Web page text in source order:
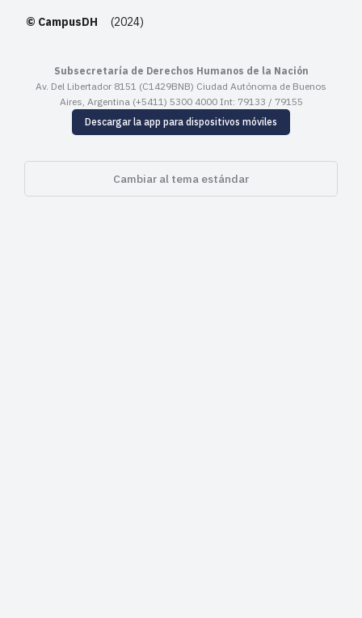
© CampusDH (2024)
Subsecretaría de Derechos Humanos de la Nación
Av. Del Libertador 8151 (C1429BNB) Ciudad Autónoma de Buenos
Aires, Argentina (+5411) 5300 4000 Int: 79133 / 79155
Descargar la app para dispositivos móviles
Cambiar al tema estándar